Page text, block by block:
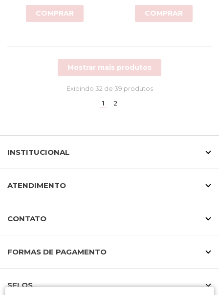
COMPRAR COMPRAR
Mostrar mais produtos
Exibindo 32 de 39 produtos
1(current)
2
INSTITUCIONAL
ATENDIMENTO
CONTATO
FORMAS DE PAGAMENTO
SELOS